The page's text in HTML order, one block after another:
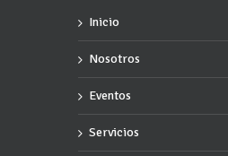
Inicio
Nosotros
Eventos
Servicios